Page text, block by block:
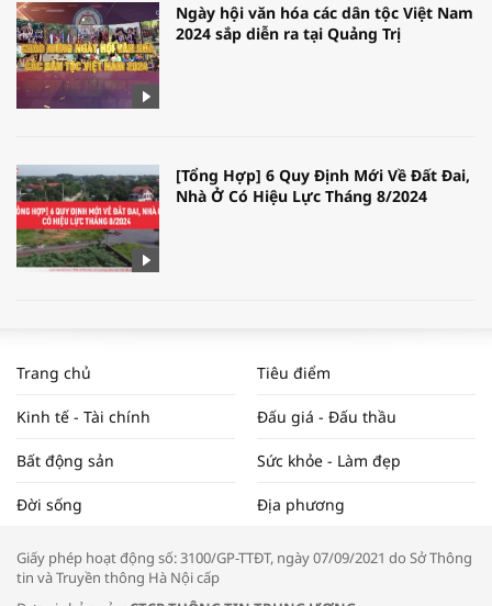
Ngày hội văn hóa các dân tộc Việt Nam
2024 sắp diễn ra tại Quảng Trị
[Tổng Hợp] 6 Quy Định Mới Về Đất Đai,
Nhà Ở Có Hiệu Lực Tháng 8/2024
ĐẬP THỊ TRƯỜNG #62
Tọa đàm “Xúc tiến thương mại: Khơi
thông đầu ra cho sản phẩm OCOP”
Trang chủ Tiêu điểm
Kinh tế - Tài chính Đấu giá - Đấu thầu
Bất động sản Sức khỏe - Làm đẹp
Đời sống Địa phương
Giấy phép hoạt động số: 3100/GP-TTĐT, ngày 07/09/2021 do Sở Thông
tin và Truyền thông Hà Nội cấp